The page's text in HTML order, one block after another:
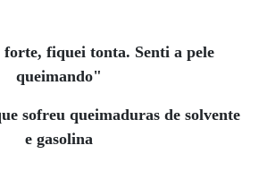
fiquei tonta. Senti a pele
queimando"
sofreu queimaduras de solvente
e gasolina